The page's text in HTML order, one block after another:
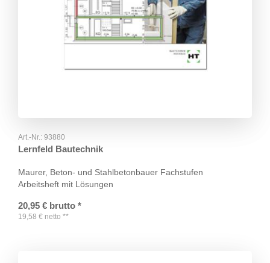
Art.-Nr.: 93880
Lernfeld Bautechnik
Maurer, Beton- und Stahlbetonbauer Fachstufen
Arbeitsheft mit Lösungen
20,95 € brutto *
19,58 € netto **